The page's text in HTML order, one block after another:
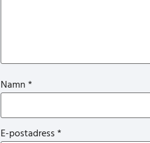
Namn*
E-postadress*